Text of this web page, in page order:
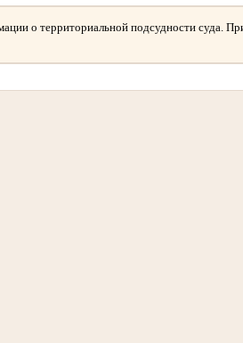
о территориальной подсудности суда.